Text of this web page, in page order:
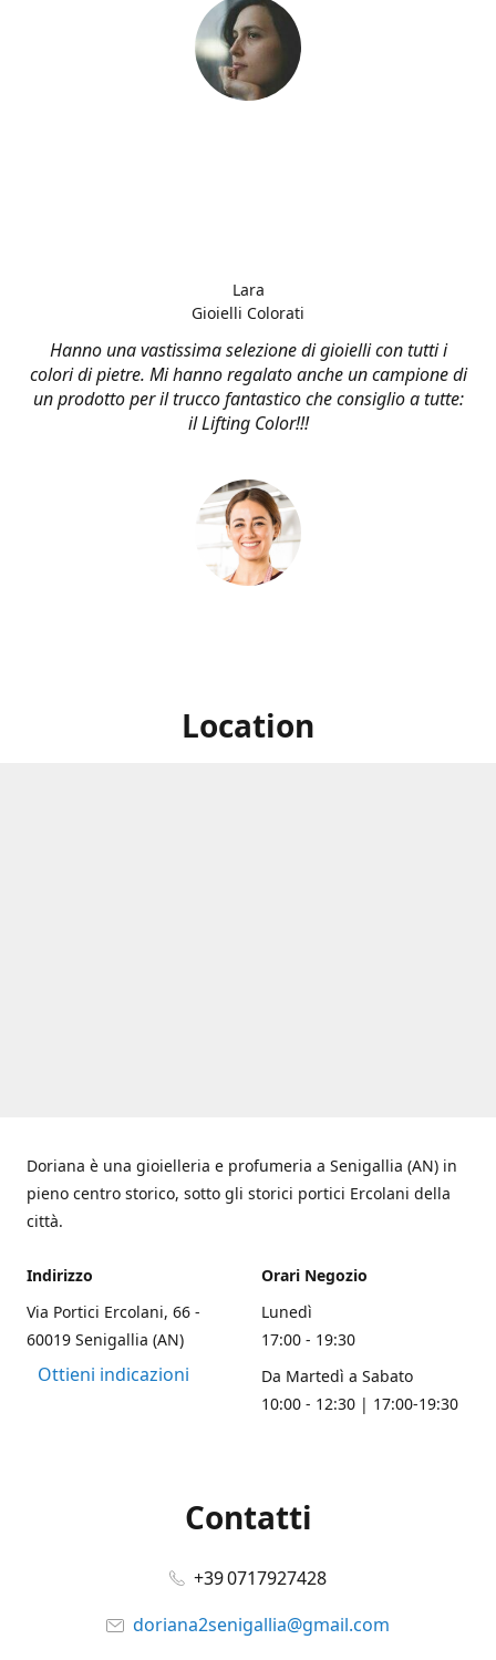
Hanno una vastissima selezione di gioielli con tutti i
colori di pietre. Mi hanno regalato anche un campione di
un prodotto per il trucco fantastico che consiglio a tutte:
il Lifting Color!!!
Lara
Gioielli Colorati
Location
Doriana è una gioielleria e profumeria a Senigallia (AN) in
pieno centro storico, sotto gli storici portici Ercolani della
città.
Indirizzo
Via Portici Ercolani, 66 -
60019 Senigallia (AN)
Ottieni indicazioni
Orari Negozio
Lunedì
17:00 - 19:30
Da Martedì a Sabato
10:00 - 12:30 | 17:00-19:30
Contatti
+39 0717927428
doriana2senigallia@gmail.com